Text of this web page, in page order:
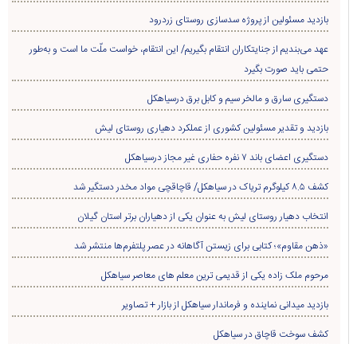
بازدید مسئولین از پروژه سدسازی روستای زردرود
عهد می‌بندیم از جنایتکاران انتقام بگیریم/ این انتقام، خواست ملّت ما است و به‌طور
حتمی باید صورت بگیرد
دستگیری سارق و مالخر سیم و کابل برق درسیاهکل
بازدید و تقدیر مسئولین کشوری از عملکرد دهیاری روستای لیش
دستگیری اعضای باند ۷ نفره حفاری غير مجاز درسیاهکل
کشف ۸.۵ کیلوگرم تریاک در سیاهکل/ قاچاقچی مواد مخدر دستگیر شد
انتخاب دهیار روستای لیش به عنوان یکی از دهیاران برتر استان گیلان
«ذهن مقاوم»؛ کتابی برای زیستن آگاهانه در عصر پلتفرم‌ها منتشر شد
مرحوم ملک زاده یکی از قدیمی ترین معلم های معاصر سیاهکل
بازدید میدانی نماینده و فرماندار سیاهکل از بازار + تصاویر
کشف سوخت قاچاق در سياهکل